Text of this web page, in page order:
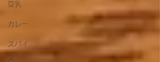
豆乳
カレー
スパイ
ス